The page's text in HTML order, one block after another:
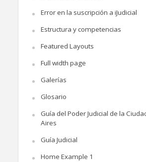
Error en la suscripción a iJudicial
Estructura y competencias
Featured Layouts
Full width page
Galerías
Glosario
Guía del Poder Judicial de la
Aires
Guía Judicial
Home Example 1